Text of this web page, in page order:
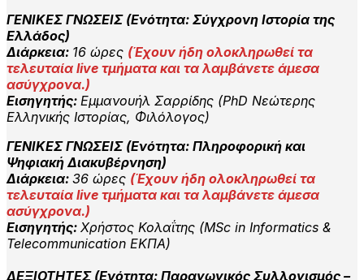
ΓΕΝΙΚΕΣ ΓΝΩΣΕΙΣ (Ενότητα: Σύγχρονη Ιστορία της
Ελλάδος)
Διάρκεια: 16 ώρες (Έχουν ήδη ολοκληρωθεί τα
τελευταία live τμήματα και τα λαμβάνετε άμεσα
ασύγχρονα.)
Εισηγητής: Εμμανουήλ Σαρρίδης (PhD Νεώτερης
Ελληνικής Ιστορίας, Φιλόλογος)
ΓΕΝΙΚΕΣ ΓΝΩΣΕΙΣ (Ενότητα: Πληροφορική και
Ψηφιακή Διακυβέρνηση)
Διάρκεια: 36 ώρες (Έχουν ήδη ολοκληρωθεί τα
τελευταία live τμήματα και τα λαμβάνετε άμεσα
ασύγχρονα.)
Εισηγητής: Χρήστος Κολαΐτης (MSc in Informatics &
Telecommunication ΕΚΠΑ)
ΔΕΞΙΟΤΗΤΕΣ (Ενότητα: Παραγωγικός Συλλογισμός –